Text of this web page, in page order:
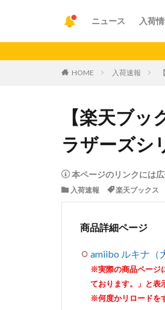
ニュース 入荷
HOME 入荷速報
【楽天ブ
ラザーズシ
本ページのリンクには
入荷速報 楽天ブックス
商品詳細ページ
amiibo ルキナ（
※実際の商品ページ
ております。」と表
※何度かリロードを